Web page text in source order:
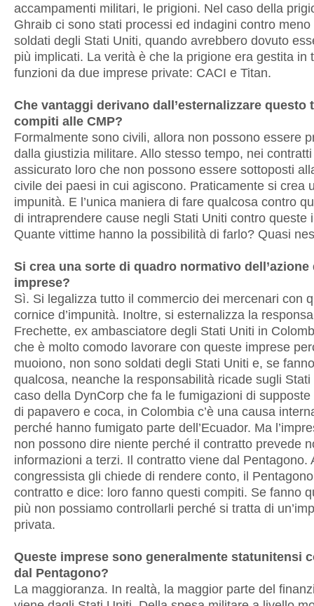
accampamenti militari, le prigioni. Nel caso della
Ghraib ci sono stati processi ed indagini contro meno
soldati degli Stati Uniti, quando avrebbero dovuto
più implicati. La verità è che la prigione era gestita in
funzioni da due imprese private: CACI e Titan.
Che vantaggi derivano dall’esternalizzare questo
compiti alle CMP?
Formalmente sono civili, allora non possono essere
dalla giustizia militare. Allo stesso tempo, nei
assicurato loro che non possono essere sottoposti
civile dei paesi in cui agiscono. Praticamente si crea
impunità. E l’unica maniera di fare qualcosa contro
di intraprendere cause negli Stati Uniti contro queste
Quante vittime hanno la possibilità di farlo? Quasi
Si crea una sorte di quadro normativo dell’azione
imprese?
Sì. Si legalizza tutto il commercio dei mercenari con
cornice d’impunità. Inoltre, si esternalizza la
Frechette, ex ambasciatore degli Stati Uniti in
che è molto comodo lavorare con queste imprese
muoiono, non sono soldati degli Stati Uniti e, se
qualcosa, neanche la responsabilità ricade sugli Stati
caso della DynCorp che fa le fumigazioni di
di papavero e coca, in Colombia c’è una causa
perché hanno fumigato parte dell’Ecuador. Ma
non possono dire niente perché il contratto prevede
informazioni a terzi. Il contratto viene dal Pentagono.
congressista gli chiede di rendere conto, il
contratto e dice: loro fanno questi compiti. Se fanno
più non possiamo controllarli perché si tratta di
privata.
Queste imprese sono generalmente statunitensi
dal Pentagono?
La maggioranza. In realtà, la maggior parte del